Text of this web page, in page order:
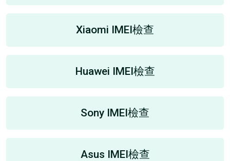
Xiaomi IMEI檢查
Huawei IMEI檢查
Sony IMEI檢查
Asus IMEI檢查